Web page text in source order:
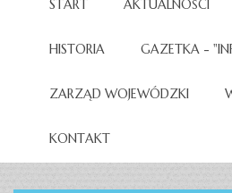
START AKTUALNOŚCI
HISTORIA GAZETKA -
ZARZĄD WOJEWÓDZKI
KONTAKT